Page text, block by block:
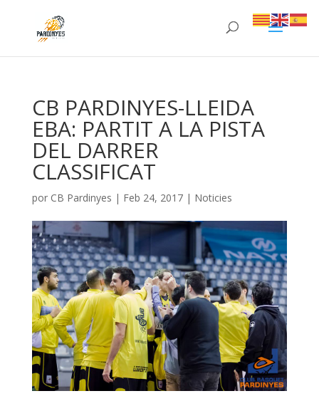
CB PARDINYES-LLEIDA
EBA: PARTIT A LA PISTA
DEL DARRER
CLASSIFICAT
por CB Pardinyes | Feb 24, 2017| Noticies